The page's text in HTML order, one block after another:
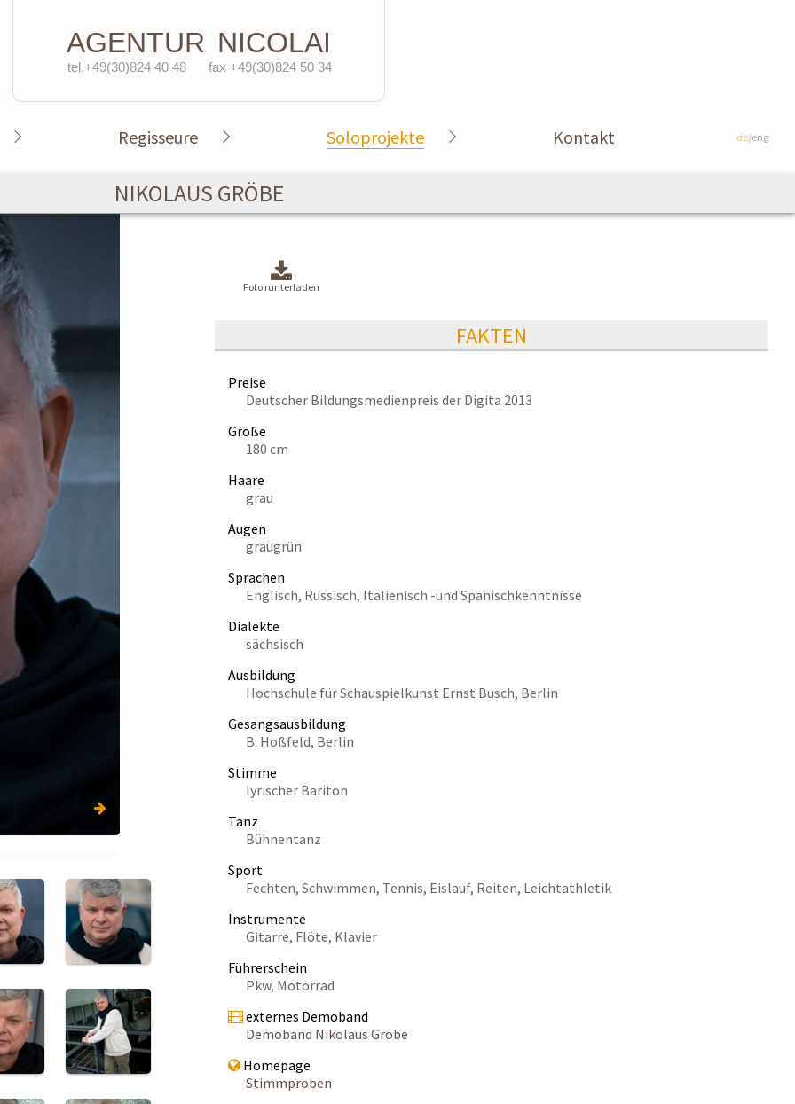
AGENTUR NICOLAI
tel.+49(30)824 40 48 fax +49(30)824 50 34
Regisseure Soloprojekte Kontakt de/eng
NIKOLAUS GRÖBE
Foto runterladen
FAKTEN
Preise
Deutscher Bildungsmedienpreis der Digita 2013
Größe
180 cm
Haare
grau
Augen
graugrün
Sprachen
Englisch, Russisch, Italienisch -und Spanischkenntnisse
Dialekte
sächsisch
Ausbildung
Hochschule für Schauspielkunst Ernst Busch, Berlin
Gesangsausbildung
B. Hoßfeld, Berlin
Stimme
lyrischer Bariton
Tanz
Bühnentanz
Sport
Fechten, Schwimmen, Tennis, Eislauf, Reiten, Leichtathletik
Instrumente
Gitarre, Flöte, Klavier
Führerschein
Pkw, Motorrad
externes Demoband
Demoband Nikolaus Gröbe
Homepage
Stimmproben